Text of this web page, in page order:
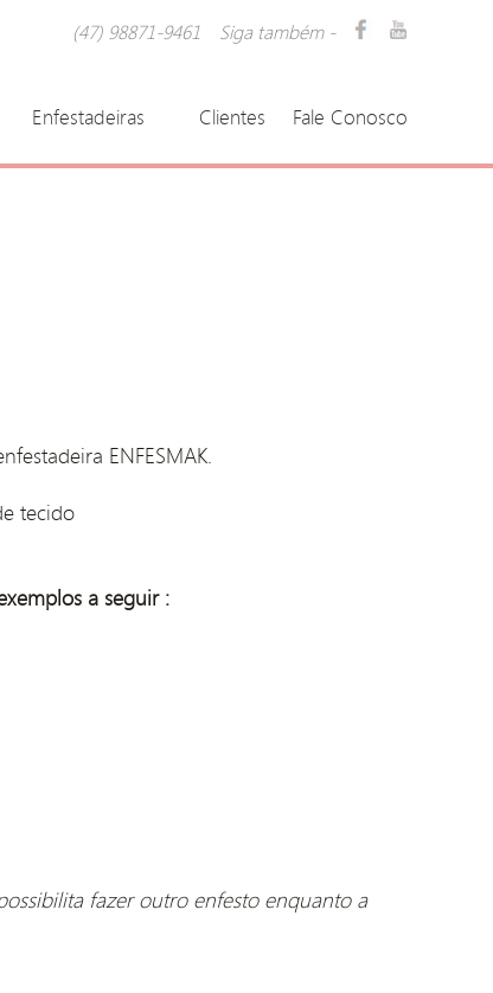
(47) 98871-9461 Siga também -
Enfestadeiras Clientes Fale Conosco
ENFESMAK.
tecido
a seguir :
fazer outro enfesto enquanto a